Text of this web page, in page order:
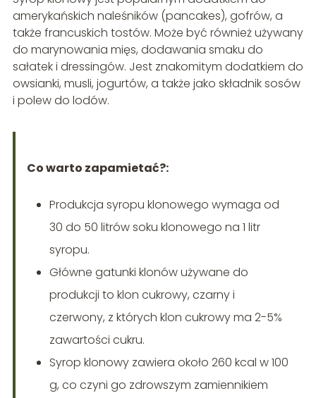
amerykańskich naleśników (pancakes), gofrów, a
także francuskich tostów. Może być również używany
do marynowania mięs, dodawania smaku do
sałatek i dressingów. Jest znakomitym dodatkiem do
owsianki, musli, jogurtów, a także jako składnik sosów
i polew do lodów.
Co warto zapamietać?:
Produkcja syropu klonowego wymaga od
30 do 50 litrów soku klonowego na 1 litr
syropu.
Główne gatunki klonów używane do
produkcji to klon cukrowy, czarny i
czerwony, z których klon cukrowy ma 2-5%
zawartości cukru.
Syrop klonowy zawiera około 260 kcal w 100
g, co czyni go zdrowszym zamiennikiem